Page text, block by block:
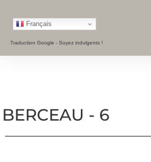
Français
Traduction Google - Soyez indulgents !
BERCEAU - 6